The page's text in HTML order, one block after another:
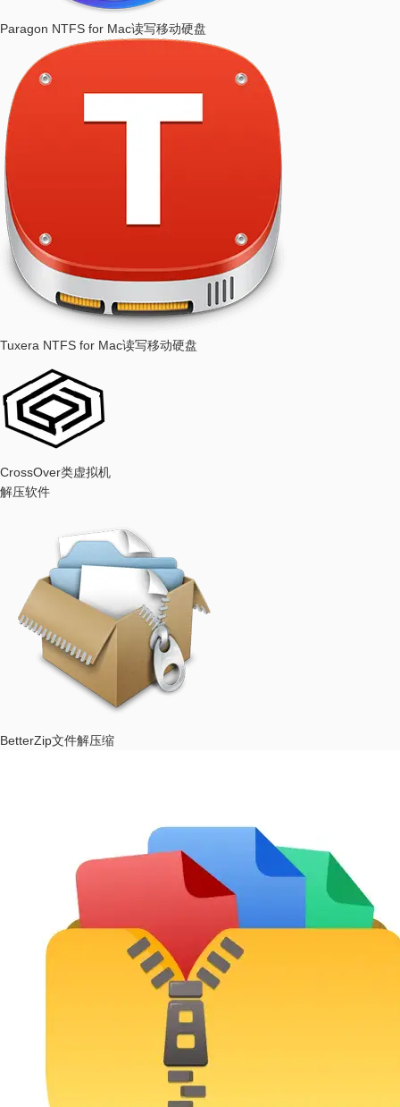
Paragon NTFS for Mac读写移动硬盘
Tuxera NTFS for Mac读写移动硬盘
CrossOver类虚拟机
解压软件
BetterZip文件解压缩